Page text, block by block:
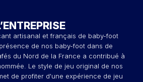
artisanal et français de baby-foot
de nos baby-foot dans de
du Nord de la France a contribué à
Le style de jeu original de nos
de profiter d'une expérience de jeu